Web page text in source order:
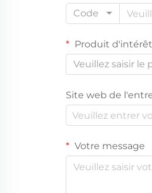
Code
Produit d'intérêt
Veuillez saisir le
Site web de
Votre message